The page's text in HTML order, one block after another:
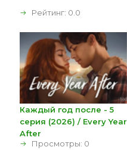
Рейтинг: 0.0
Каждый год после - 5
серия (2026) / Every Year
After
Просмотры: 0